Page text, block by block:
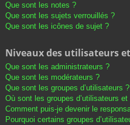
Que sont les notes ?
Que sont les sujets verrouillés ?
Que sont les icônes de sujet ?
Niveaux des utilisateurs
Que sont les administrateurs ?
Que sont les modérateurs ?
Que sont les groupes d’utilisateurs ?
Où sont les groupes d’utilisateurs
Comment puis-je devenir le
Pourquoi certains groupes